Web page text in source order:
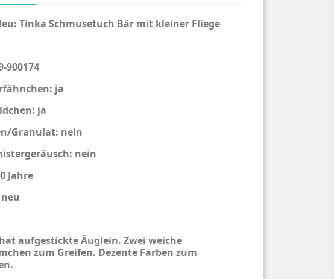
Tinka Schmusetuch Bär mit kleiner Fliege
900174
ja
ja
Granulat: nein
nein
Jahre
aufgestickte Äuglein. Zwei weiche
zum Greifen. Dezente Farben zum